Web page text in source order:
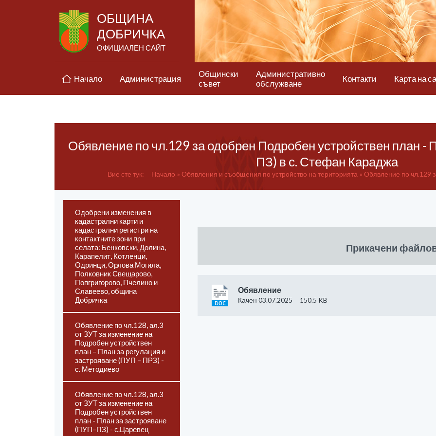
ОБЩИНА
ДОБРИЧКА
ОФИЦИАЛЕН САЙТ
Начало Администрация
Общински
съвет
Административно
обслужване
Контакти Карта на
Обявление по чл.129 за одобрен Подробен устройствен план -
ПЗ) в с. Стефан Караджа
Вие сте тук: Начало Обявления и съобщения по устройство на територията Обявление по чл.129
Одобрени изменения в
кадастрални карти и
кадастрални регистри на
контактните зони при
селата: Бенковски, Долина,
Карапелит, Котленци,
Одринци, Орлова Могила,
Полковник Свещарово,
Попгригорово, Пчелино и
Славеево, община
Добричка
Обявление по чл.128, ал.3
от ЗУТ за изменение на
Подробен устройствен
план – План за регулация и
застрояване (ПУП – ПРЗ) -
с. Методиево
Обявление по чл.128, ал.3
от ЗУТ за изменение на
Подробен устройствен
план - План за застрояване
(ПУП–ПЗ) - с.Царевец
Прикачени
Обявление
Качен 03.07.2025 150.5 KB